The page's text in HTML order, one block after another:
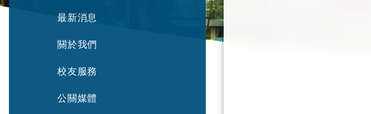
最新消息
關於我們
校友服務
公關媒體